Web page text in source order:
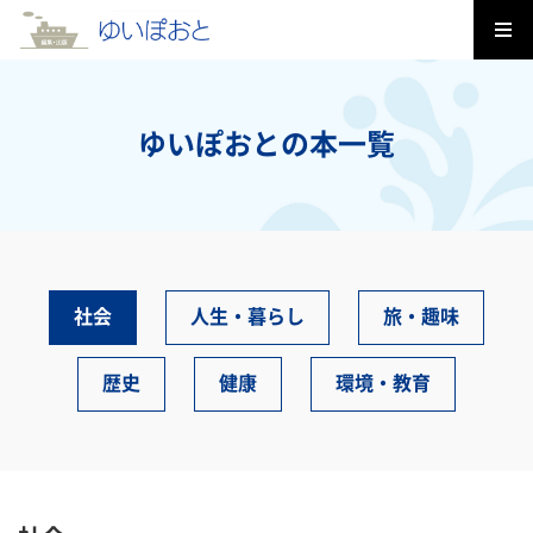
ゆいぽおとの本一覧
社会 人生・暮らし 旅・趣味
歴史 健康 環境・教育